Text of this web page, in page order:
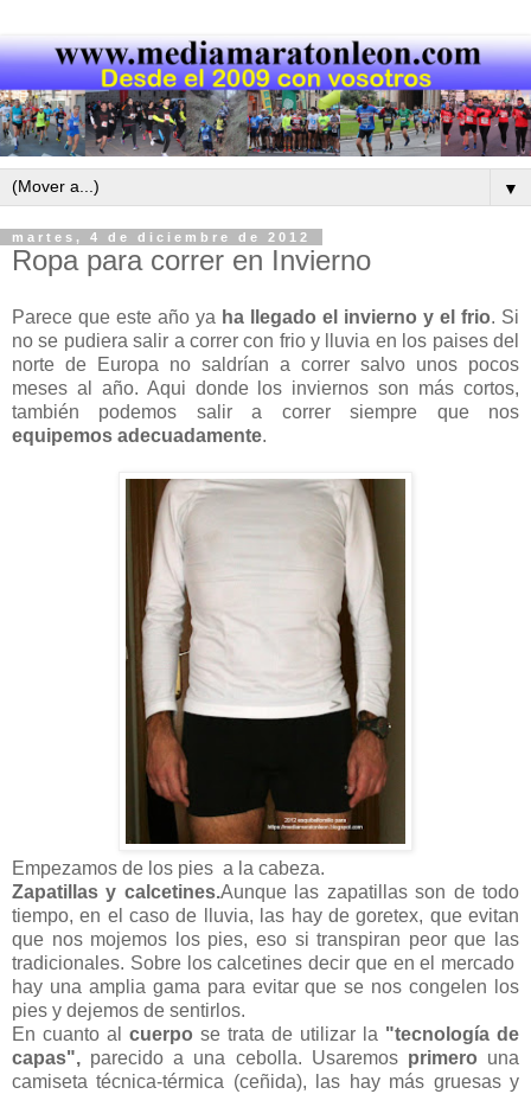
▼
martes, 4 de diciembre de 2012
Ropa para correr en Invierno
Parece que este año ya ha llegado el invierno y el frio. Si
no se pudiera salir a correr con frio y lluvia en los paises del
norte de Europa no saldrían a correr salvo unos pocos
meses al año. Aqui donde los inviernos son más cortos,
también podemos salir a correr siempre que nos
equipemos adecuadamente.
Empezamos de los pies a la cabeza.
Zapatillas y calcetines.Aunque las zapatillas son de todo
tiempo, en el caso de lluvia, las hay de goretex, que evitan
que nos mojemos los pies, eso si transpiran peor que las
tradicionales. Sobre los calcetines decir que en el mercado
hay una amplia gama para evitar que se nos congelen los
pies y dejemos de sentirlos.
En cuanto al cuerpo se trata de utilizar la "tecnología de
capas", parecido a una cebolla. Usaremos primero una
camiseta técnica-térmica (ceñida), las hay más gruesas y